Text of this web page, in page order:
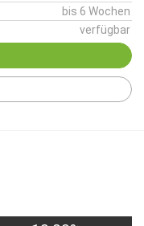
bis 6 Wochen
verfügbar